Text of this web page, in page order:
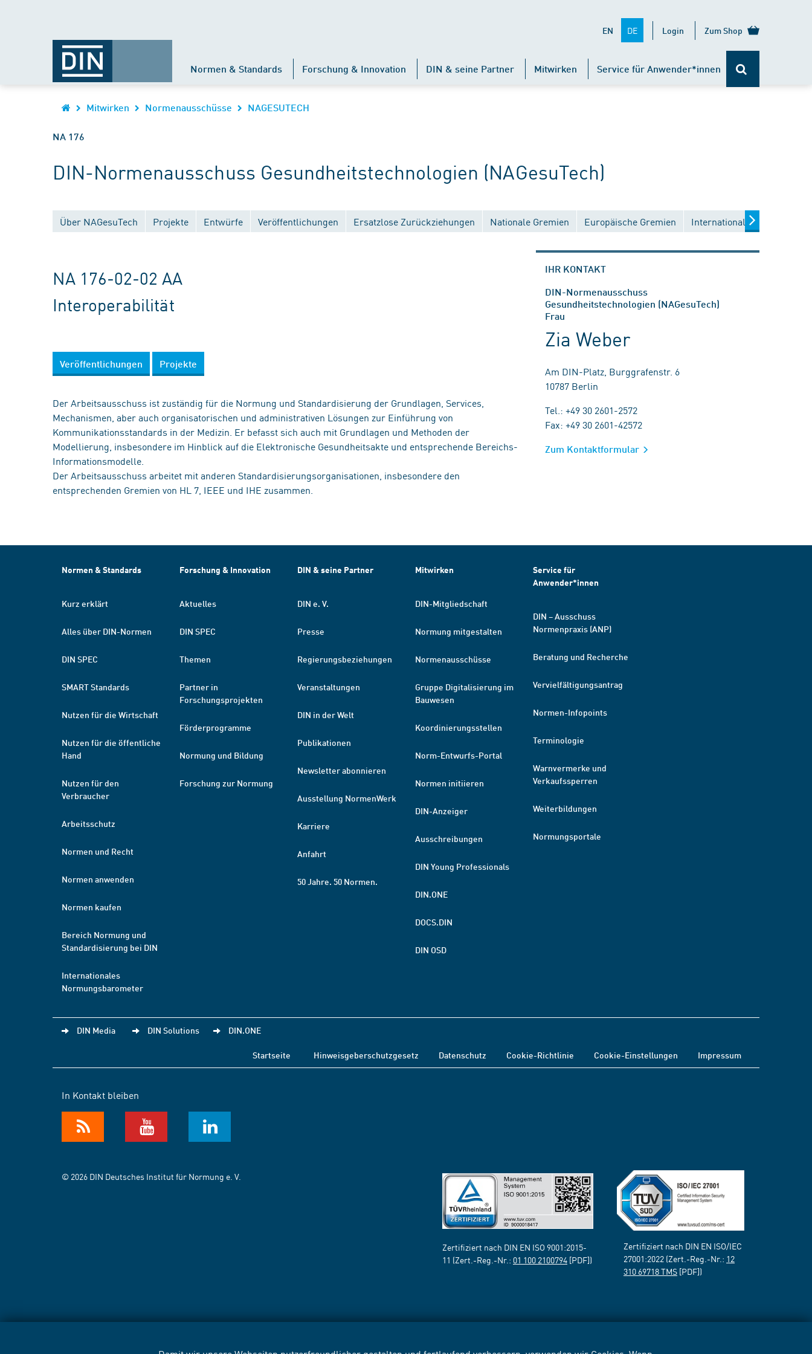
EN DE Login Zum Shop
Normen & Standards Forschung & Innovation DIN & seine Partner Mitwirken Service für Anwender*innen
Mitwirken Normenausschüsse NAGESUTECH
NA 176
DIN-Normenausschuss Gesundheitstechnologien (NAGesuTech)
Über NAGesuTech Projekte Entwürfe Veröffentlichungen Ersatzlose Zurückziehungen Nationale Gremien Europäische Gremien Internationale Gremien
NA 176-02-02 AA
Interoperabilität
Veröffentlichungen Projekte
Der Arbeitsausschuss ist zuständig für die Normung und Standardisierung der Grundlagen, Services,
Mechanismen, aber auch organisatorischen und administrativen Lösungen zur Einführung von
Kommunikationsstandards in der Medizin. Er befasst sich auch mit Grundlagen und Methoden der
Modellierung, insbesondere im Hinblick auf die Elektronische Gesundheitsakte und entsprechende Bereichs-
Informationsmodelle.
Der Arbeitsausschuss arbeitet mit anderen Standardisierungsorganisationen, insbesondere den
entsprechenden Gremien von HL 7, IEEE und IHE zusammen.
IHR KONTAKT
DIN-Normenausschuss
Gesundheitstechnologien (NAGesuTech)
Frau
Zia Weber
Am DIN-Platz, Burggrafenstr. 6
10787 Berlin
Tel.: +49 30 2601-2572
Fax: +49 30 2601-42572
Zum Kontaktformular
Normen & Standards
Kurz erklärt
Alles über DIN-Normen
DIN SPEC
SMART Standards
Nutzen für die Wirtschaft
Nutzen für die öffentliche
Hand
Nutzen für den
Verbraucher
Arbeitsschutz
Normen und Recht
Normen anwenden
Normen kaufen
Bereich Normung und
Standardisierung bei DIN
Internationales
Normungsbarometer
Forschung & Innovation
Aktuelles
DIN SPEC
Themen
Partner in
Forschungsprojekten
Förderprogramme
Normung und Bildung
Forschung zur Normung
DIN & seine Partner
DIN e. V.
Presse
Regierungsbeziehungen
Veranstaltungen
DIN in der Welt
Publikationen
Newsletter abonnieren
Ausstellung NormenWerk
Karriere
Anfahrt
50 Jahre. 50 Normen.
Mitwirken
DIN-Mitgliedschaft
Normung mitgestalten
Normenausschüsse
Gruppe Digitalisierung im
Bauwesen
Koordinierungsstellen
Norm-Entwurfs-Portal
Normen initiieren
DIN-Anzeiger
Ausschreibungen
DIN Young Professionals
DIN.ONE
DOCS.DIN
DIN OSD
Service für
Anwender*innen
DIN – Ausschuss
Normenpraxis (ANP)
Beratung und Recherche
Vervielfältigungsantrag
Normen-Infopoints
Terminologie
Warnvermerke und
Verkaufssperren
Weiterbildungen
Normungsportale
DIN Media DIN Solutions DIN.ONE
Startseite Hinweisgeberschutzgesetz Datenschutz Cookie-Richtlinie Cookie-Einstellungen Impressum
In Kontakt bleiben
© 2026 DIN Deutsches Institut für Normung e. V.
Zertifiziert nach DIN EN ISO 9001:2015-
11 (Zert.-Reg.-Nr.: 01 100 2100794 [PDF])
Zertifiziert nach DIN EN ISO/IEC
27001:2022 (Zert.-Reg.-Nr.: 12
310 69718 TMS [PDF])